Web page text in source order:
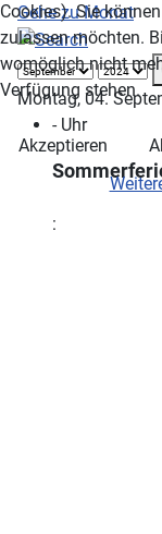
Gehe zu Monat
Montag, 04.
- Uhr
:
Cookies). Sie
zulassen möchten.
womöglich nicht
Verfügung stehen.
Akzeptieren